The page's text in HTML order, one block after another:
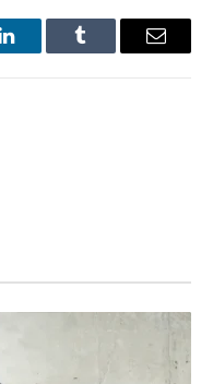
LinkedInTumblr Email